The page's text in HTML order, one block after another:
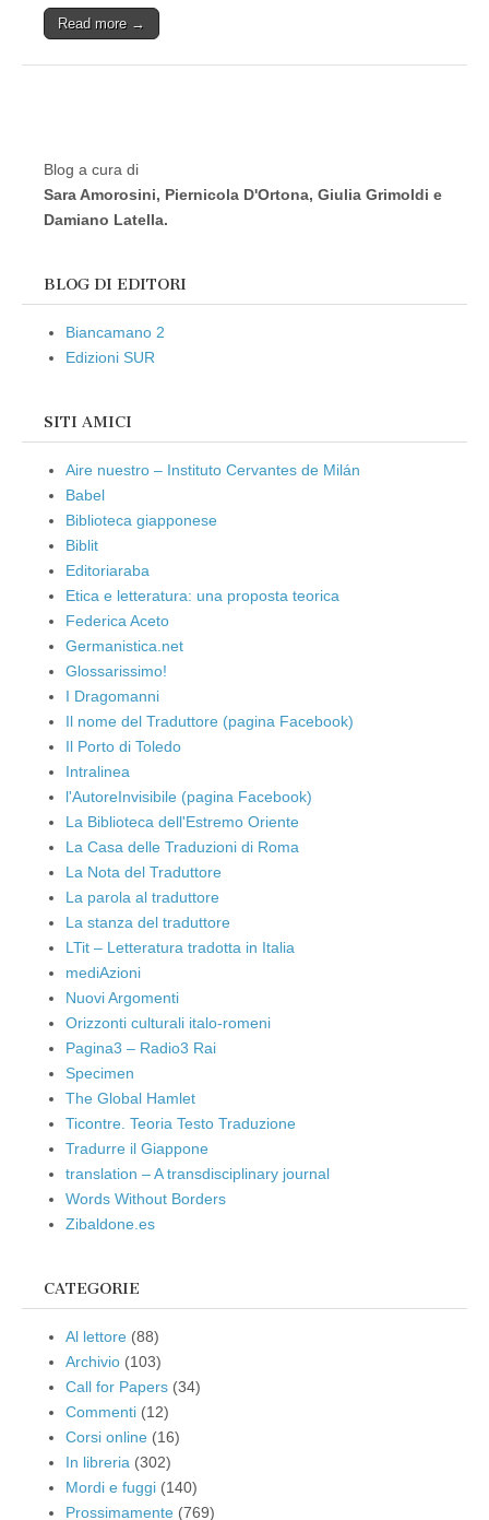
Read more →
Blog a cura di
Sara Amorosini, Piernicola D'Ortona, Giulia Grimoldi e
Damiano Latella.
BLOG DI EDITORI
Biancamano 2
Edizioni SUR
SITI AMICI
Aire nuestro – Instituto Cervantes de Milán
Babel
Biblioteca giapponese
Biblit
Editoriaraba
Etica e letteratura: una proposta teorica
Federica Aceto
Germanistica.net
Glossarissimo!
I Dragomanni
Il nome del Traduttore (pagina Facebook)
Il Porto di Toledo
Intralinea
l'AutoreInvisibile (pagina Facebook)
La Biblioteca dell'Estremo Oriente
La Casa delle Traduzioni di Roma
La Nota del Traduttore
La parola al traduttore
La stanza del traduttore
LTit – Letteratura tradotta in Italia
mediAzioni
Nuovi Argomenti
Orizzonti culturali italo-romeni
Pagina3 – Radio3 Rai
Specimen
The Global Hamlet
Ticontre. Teoria Testo Traduzione
Tradurre il Giappone
translation – A transdisciplinary journal
Words Without Borders
Zibaldone.es
CATEGORIE
Al lettore (88)
Archivio (103)
Call for Papers (34)
Commenti (12)
Corsi online (16)
In libreria (302)
Mordi e fuggi (140)
Prossimamente (769)